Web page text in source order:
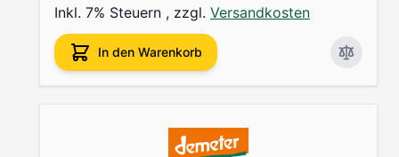
Inkl. 7% Steuern , zzgl. Versandkosten
In den Warenkorb